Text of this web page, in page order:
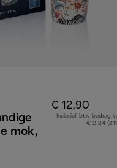
mok,
€ 12,90
Inclusief btw-bedrag
€ 2,24